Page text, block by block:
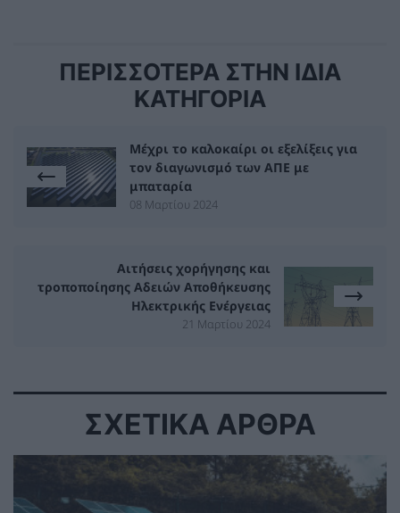
ΠΕΡΙΣΣΟΤΕΡΑ ΣΤΗΝ ΙΔΙΑ
ΚΑΤΗΓΟΡΙΑ
Μέχρι το καλοκαίρι οι εξελίξεις για
τον διαγωνισμό των ΑΠΕ με
μπαταρία
08 Μαρτίου 2024
Αιτήσεις χορήγησης και
τροποποίησης Αδειών Αποθήκευσης
Ηλεκτρικής Ενέργειας
21 Μαρτίου 2024
ΣΧΕΤΙΚΑ ΑΡΘΡΑ